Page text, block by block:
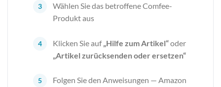
Wählen Sie das betroffene Comfee-
Produkt aus
Klicken Sie auf „Hilfe zum Artikel“oder
„Artikel zurücksenden oder ersetzen“
Folgen Sie den Anweisungen — Amazon